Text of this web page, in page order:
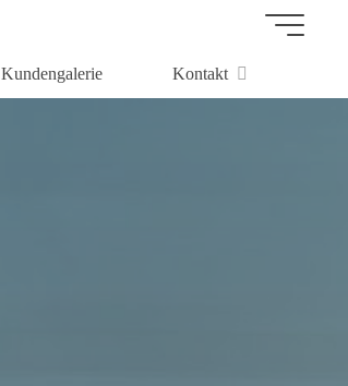
Kundengalerie Kontakt